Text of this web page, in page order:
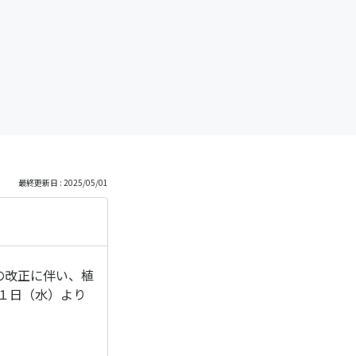
最終更新日 : 2025/05/01
正に伴い、植
日（水）より